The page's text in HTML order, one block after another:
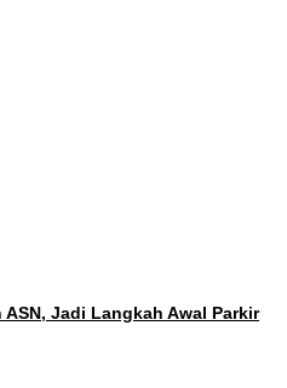
Jadi Langkah Awal Parkir